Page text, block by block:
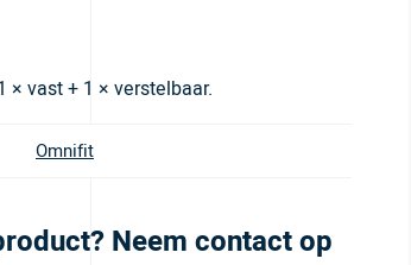
vast + 1 × verstelbaar.
Omnifit
Neem contact op